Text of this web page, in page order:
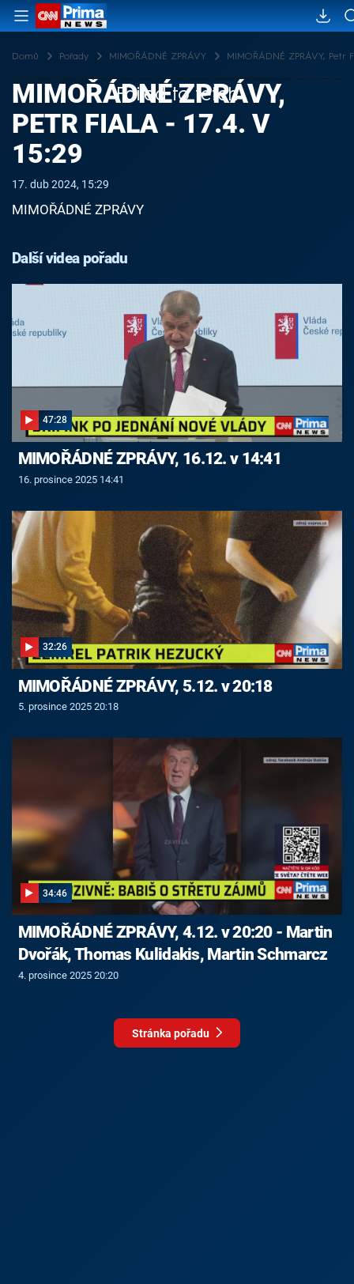
Domů Pořady MIMOŘÁDNÉ ZPRÁVY MIMOŘÁDNÉ ZPRÁVY, Petr
Failed to fetch
MIMOŘÁDNÉ ZPRÁVY,
PETR FIALA - 17.4. V
15:29
17. dub 2024, 15:29
MIMOŘÁDNÉ ZPRÁVY
Další videa pořadu
47:28
MIMOŘÁDNÉ ZPRÁVY, 16.12. v 14:41
16. prosince 2025 14:41
32:26
MIMOŘÁDNÉ ZPRÁVY, 5.12. v 20:18
5. prosince 2025 20:18
34:46
MIMOŘÁDNÉ ZPRÁVY, 4.12. v 20:20 - Martin
Dvořák, Thomas Kulidakis, Martin Schmarcz
4. prosince 2025 20:20
Stránka pořadu